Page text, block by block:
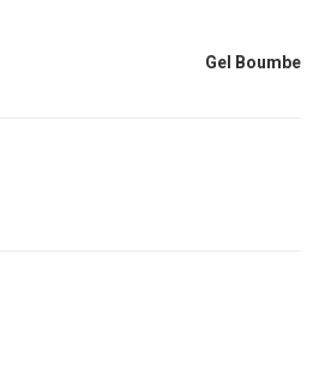
Gel Boumbe